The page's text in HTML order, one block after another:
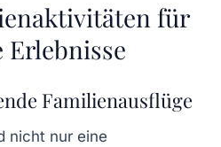
für
Erlebnisse
Familienausflüge
nicht nur eine